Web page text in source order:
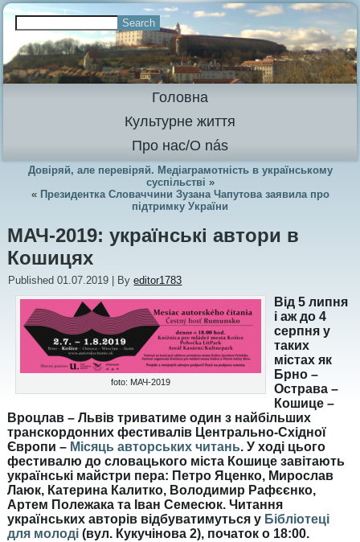
Головна
Культурне життя
Про нас/O nás
Довіряй, але перевіряй. Медіаграмотність в українському
суспільстві »
« Президентка Словаччини Зузана Чапутова заявила про
підтримку України
МАЧ-2019: українські автори в
Кошицях
Published 01.07.2019 By editor1783
foto: МАЧ-2019
Від 5 липня
і аж до 4
серпня у
таких
містах як
Брно –
Острава –
Кошице –
Вроцлав – Львів триватиме один з найбільших
транскордонних фестивалів Центрально-Східної
Європи – Місяць авторських читань. У ході цього
фестивалю до словацького міста Кошице завітають
українські майстри пера: Петро Яценко, Мирослав
Лаюк, Катерина Калитко, Володимир Рафєєнко,
Артем Полежака та Іван Семесюк. Читання
українських авторів відбуватимуться у Бібліотеці
для молоді (вул. Кукучінова 2), початок о 18:00.